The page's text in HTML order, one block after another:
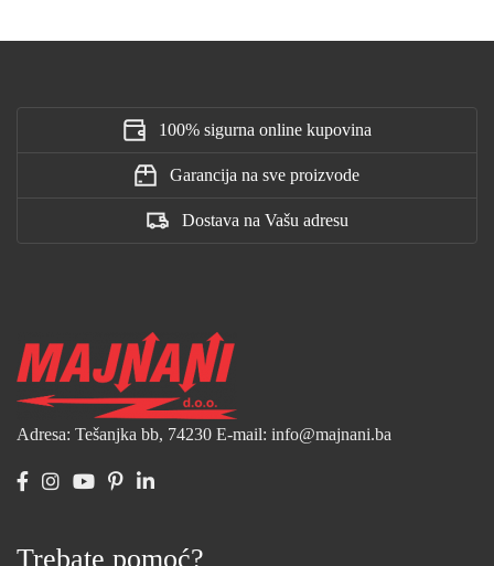
100% sigurna online kupovina
Garancija na sve proizvode
Dostava na Vašu adresu
Adresa: Tešanjka bb, 74230 E-mail: info@majnani.ba
Trebate pomoć?